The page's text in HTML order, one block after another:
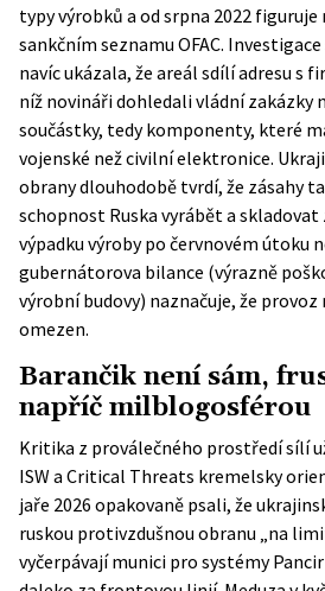
typy výrobků a od srpna 2022 figuruje
sankčním seznamu OFAC.
navíc ukázala, že areál sdílí adresu s
níž novináři dohledali vládní zakázky
součástky, tedy komponenty, které
vojenské než civilní elektronice.
obrany dlouhodobě tvrdí, že zásahy
schopnost Ruska vyrábět a skladovat
výpadku výroby po červnovém útoku
gubernátorova bilance (výrazně
výrobní budovy) naznačuje, že
omezen.
Barančik není sám,
napříč milblogosférou
Kritika z proválečného prostředí sílí
ISW a Critical Threats kremelsky
jaře 2026 opakovaně psali, že
ruskou protivzdušnou obranu „na
vyčerpávají munici pro systémy